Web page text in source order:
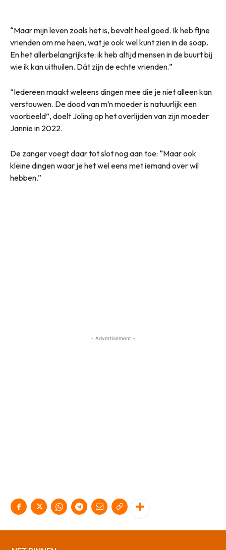
“Maar mijn leven zoals het is, bevalt heel goed. Ik heb fijne
vrienden om me heen, wat je ook wel kunt zien in de soap.
En het allerbelangrijkste: ik heb altijd mensen in de buurt bij
wie ik kan uithuilen. Dát zijn de echte vrienden.”
“Iedereen maakt weleens dingen mee die je niet alleen kan
verstouwen. De dood van m’n moeder is natuurlijk een
voorbeeld”, doelt Joling op het overlijden van zijn moeder
Jannie in 2022.
De zanger voegt daar tot slot nog aan toe: “Maar ook
kleine dingen waar je het wel eens met iemand over wil
hebben.”
- Advertisement -